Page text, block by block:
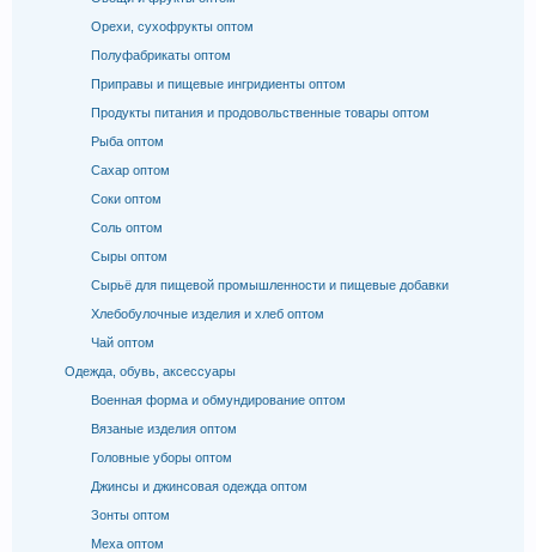
Орехи, сухофрукты оптом
Полуфабрикаты оптом
Приправы и пищевые ингридиенты оптом
Продукты питания и продовольственные товары оптом
Рыба оптом
Сахар оптом
Соки оптом
Соль оптом
Сыры оптом
Сырьё для пищевой промышленности и пищевые добавки
Хлебобулочные изделия и хлеб оптом
Чай оптом
Одежда, обувь, аксессуары
Военная форма и обмундирование оптом
Вязаные изделия оптом
Головные уборы оптом
Джинсы и джинсовая одежда оптом
Зонты оптом
Меха оптом